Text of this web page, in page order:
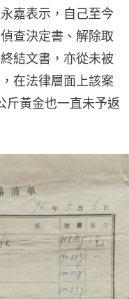
嘉表示，自己至今
查決定書、解除取
結文書，亦從未被
在法律層面上該案
斤黃金也一直未予返